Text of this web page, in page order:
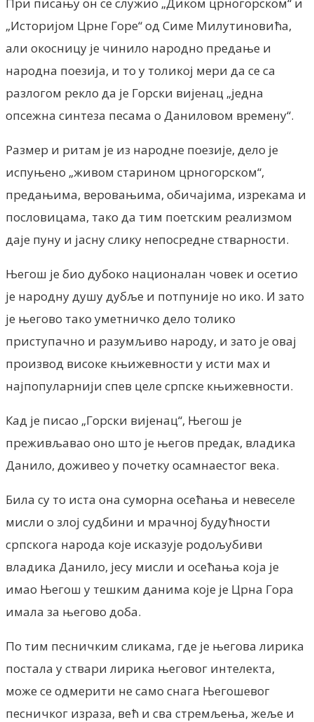
„Историјом Црне Горе“ од Симе Милутиновића,
али окосницу је чинило народно предање и
народна поезија, и то у толикој мери да се са
разлогом рекло да је Горски вијенац „једна
опсежна синтеза песама о Даниловом времену“.
Размер и ритам је из народне поезије, дело је
испуњено „живом старином црногорском“,
предањима, веровањима, обичајима, изрекама и
пословицама, тако да тим поетским реализмом
даје пуну и јасну слику непосредне стварности.
Његош је био дубоко националан човек и осетио
је народну душу дубље и потпуније но ико. И зато
је његово тако уметничко дело толико
приступачно и разумљиво народу, и зато је овај
производ високе књижевности у исти мах и
најпопуларнији спев целе српске књижевности.
Кад је писао „Горски вијенац“, Његош је
преживљавао оно што је његов предак, владика
Данило, доживео у почетку осамнаестог века.
Била су то иста она суморна осећања и невеселе
мисли о злој судбини и мрачној будућности
српскога народа које исказује родољубиви
владика Данило, јесу мисли и осећања која је
имао Његош у тешким данима које је Црна Гора
имала за његово доба.
По тим песничким сликама, где је његова лирика
постала у ствари лирика његовог интелекта,
може се одмерити не само снага Његошевог
песничког израза, већ и сва стремљења, жеље и